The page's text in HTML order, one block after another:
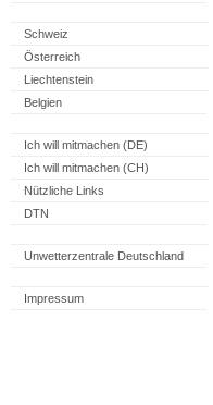
Schweiz
Österreich
Liechtenstein
Belgien
Ich will mitmachen (DE)
Ich will mitmachen (CH)
Nützliche Links
DTN
Unwetterzentrale Deutschland
Impressum